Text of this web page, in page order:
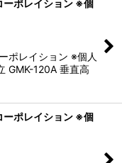
ポレイション ※個
ポレイション ※個人
GMK-120A 垂直高
ポレイション ※個